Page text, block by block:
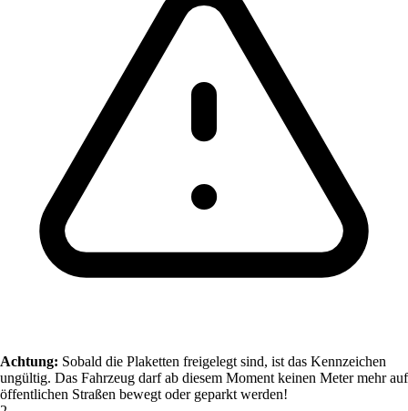
Achtung: Sobald die Plaketten freigelegt sind, ist das Kennzeichen
ungültig. Das Fahrzeug darf ab diesem Moment keinen Meter mehr auf
öffentlichen Straßen bewegt oder geparkt werden!